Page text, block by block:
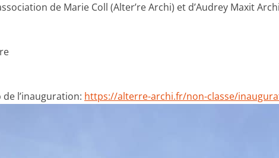
de Marie Coll (Alter’re Archi) et d’Audrey Maxit
l’inauguration: https://alterre-archi.fr/non-classe/